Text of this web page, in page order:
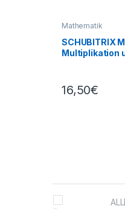
Mathematik
SCHUBITRIX
Multiplikation
16,50€
Brands Carousel